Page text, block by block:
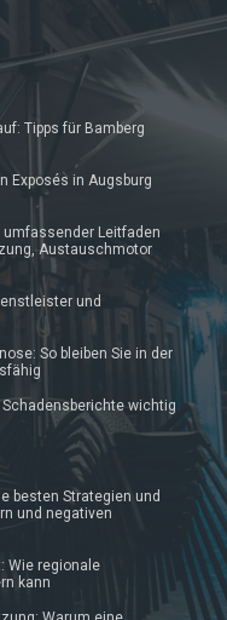
Tipps für Bamberg
Exposés in Augsburg
umfassender Leitfaden
Austauschmotor
und
So bleiben Sie in der
wichtig
besten Strategien und
und negativen
Wie regionale
kann